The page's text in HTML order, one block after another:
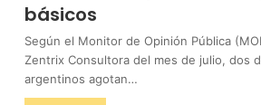
básicos
Según el Monitor de Opinión Pública
Zentrix Consultora del mes de julio, dos
argentinos agotan…